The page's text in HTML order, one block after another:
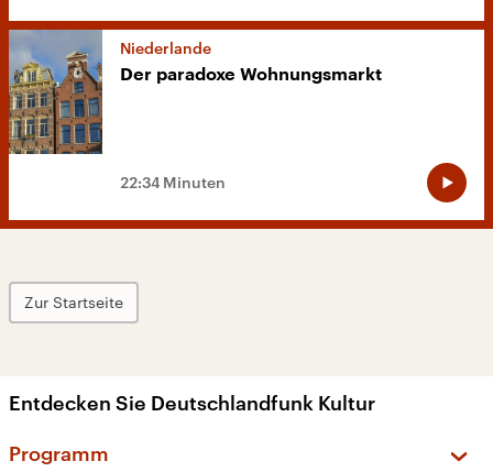
Niederlande
Der paradoxe Wohnungsmarkt
22:34 Minuten
Zur Startseite
Entdecken Sie Deutschlandfunk Kultur
Programm